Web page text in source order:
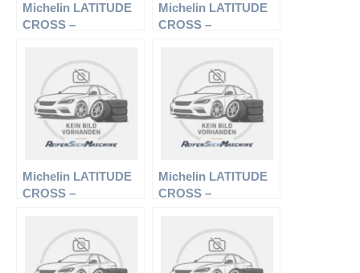
Michelin LATITUDE
CROSS –
Sommerreifen
Michelin LATITUDE
CROSS –
Sommerreifen
Michelin LATITUDE
CROSS –
Sommerreifen
Michelin LATITUDE
CROSS –
Sommerreifen